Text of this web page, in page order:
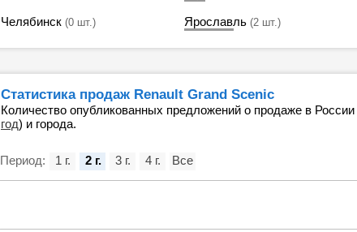
Челябинск (0 шт.) Ярославль (2 шт.)
Статистика продаж Renault Grand Scenic
Количество опубликованных предложений о продаже в России
год) и города.
Период: 1 г. 2 г. 3 г. 4 г. Все